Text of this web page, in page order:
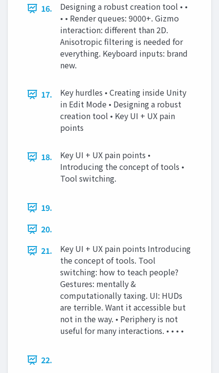
16.
Designing a robust creation tool • •
• • Render queues: 9000+. Gizmo
interaction: different than 2D.
Anisotropic filtering is needed for
everything. Keyboard inputs: brand
new.
17.
Key hurdles • Creating inside Unity
in Edit Mode • Designing a robust
creation tool • Key UI + UX pain
points
18.
Key UI + UX pain points •
Introducing the concept of tools •
Tool switching.
19.
20.
21.
Key UI + UX pain points Introducing
the concept of tools. Tool
switching: how to teach people?
Gestures: mentally &
computationally taxing. UI: HUDs
are terrible. Want it accessible but
not in the way. • Periphery is not
useful for many interactions. • • • •
22.